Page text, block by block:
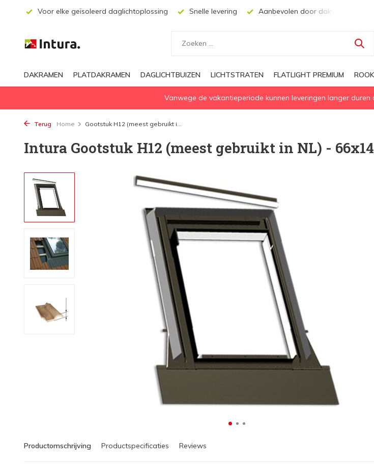
Voor elke geïsoleerd daglichtoplossing Snelle levering Aanbevolen door dakwerkers,
DAKRAMEN PLATDAKRAMEN DAGLICHTBUIZEN LICHTSTRATEN FLATLIGHT PREMIUM
Vanwege de vakantieperiode kunnen leveringen langer
Terug Home Gootstuk H12 (meest gebruikt i...
Intura Gootstuk H12 (meest gebruikt in NL) -
Productomschrijving Productspecificaties Reviews